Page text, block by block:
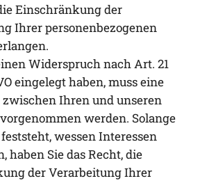
Einschränkung der
Ihrer personenbezogenen
Widerspruch nach Art. 21
eingelegt haben, muss eine
Ihren und unseren
werden. Solange
wessen Interessen
haben Sie das Recht, die
der Verarbeitung Ihrer